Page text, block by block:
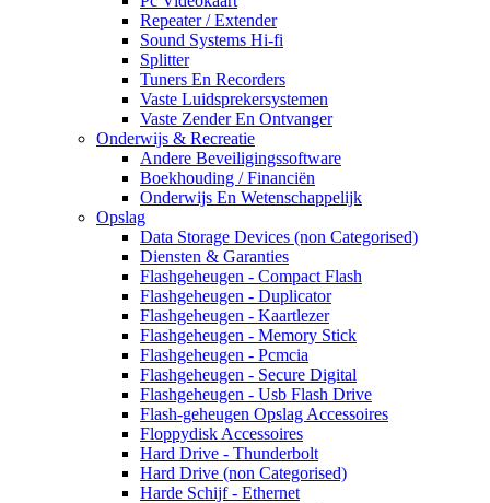
Repeater / Extender
Sound Systems Hi-fi
Splitter
Tuners En Recorders
Vaste Luidsprekersystemen
Vaste Zender En Ontvanger
Onderwijs & Recreatie
Andere Beveiligingssoftware
Boekhouding / Financiën
Onderwijs En Wetenschappelijk
Opslag
Data Storage Devices (non Categorised)
Diensten & Garanties
Flashgeheugen - Compact Flash
Flashgeheugen - Duplicator
Flashgeheugen - Kaartlezer
Flashgeheugen - Memory Stick
Flashgeheugen - Pcmcia
Flashgeheugen - Secure Digital
Flashgeheugen - Usb Flash Drive
Flash-geheugen Opslag Accessoires
Floppydisk Accessoires
Hard Drive - Thunderbolt
Hard Drive (non Categorised)
Harde Schijf - Ethernet